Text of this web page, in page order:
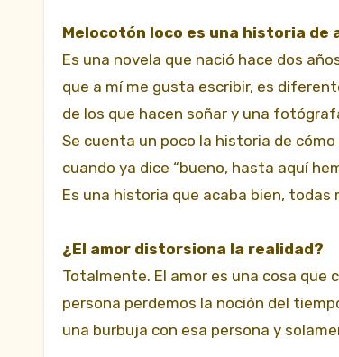
Melocotón loco es una historia de
Es una novela que nació hace dos
que a mí me gusta escribir, es
de los que hacen soñar y una
Se cuenta un poco la historia de
cuando ya dice “bueno, hasta aquí
Es una historia que acaba bien,
¿El amor distorsiona la realidad?
Totalmente. El amor es una cosa que
persona perdemos la noción del
una burbuja con esa persona y